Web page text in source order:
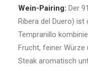
Wein-Pairing: Der
Ribera del Duero) ist
Tempranillo
Frucht, feiner Würze
Steak aromatisch